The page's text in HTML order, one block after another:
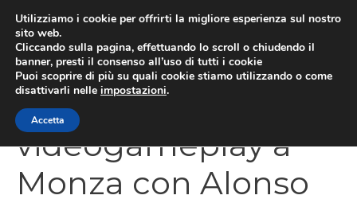
contenuto
F1 2013,
videogameplay a
Monza con Alonso
Utilizziamo i cookie per offrirti la migliore esperienza sul nostro
sito web.
Cliccando sulla pagina, effettuando lo scroll o chiudendo il
banner, presti il consenso all’uso di tutti i cookie
Puoi scoprire di più su quali cookie stiamo utilizzando o come
disattivarli nelle impostazioni.
Accetta